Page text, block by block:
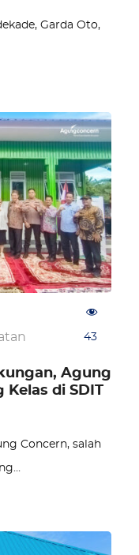
Garda Oto,
43
Agung
Kelas di SDIT
Concern, salah